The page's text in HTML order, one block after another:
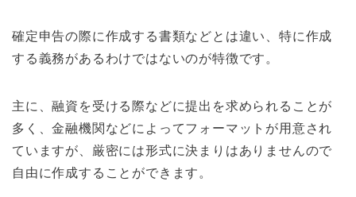
確定申告の際に作成する書類などとは違い、特に作成
する義務があるわけではないのが特徴です。
主に、融資を受ける際などに提出を求められることが
多く、金融機関などによってフォーマットが用意され
ていますが、厳密には形式に決まりはありませんので
自由に作成することができます。